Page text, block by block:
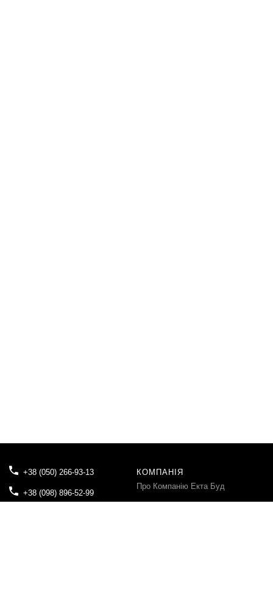
+38 (050) 266-93-13
+38 (098) 896-52-99
КОМПАНІЯ
Про Компанію Екта Буд